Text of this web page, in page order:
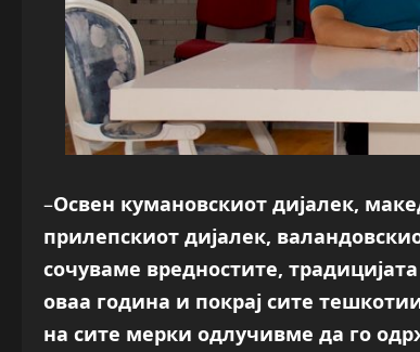
–Освен кумановскиот дијалек,
прилепскиот дијалек,
сочуваме вредностите,
оваа година и покрај сите
на сите мерки одлучивме да го